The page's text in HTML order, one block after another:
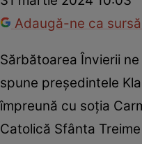
Adaugă-ne ca
Sărbătoarea Învierii
spune președintele
împreună cu soția
Catolică Sfânta